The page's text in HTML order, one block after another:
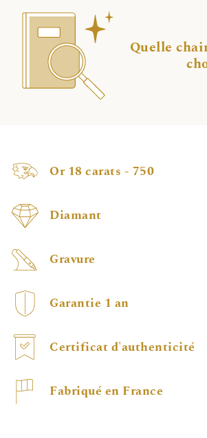
Quelle
Or 18 carats - 750
Diamant
Gravure
Garantie 1 an
Certificat d'authenticité
Fabriqué en France